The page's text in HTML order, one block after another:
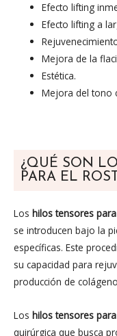
Efecto lifting
Efecto lifting a
Mejora de la
Estética.
Mejora del tono
¿QUÉ SON
PARA EL
Los hilos tensores
se introducen bajo la
específicas. Este
su capacidad para
producción de
Los hilos tensores
quirúrgica que busca